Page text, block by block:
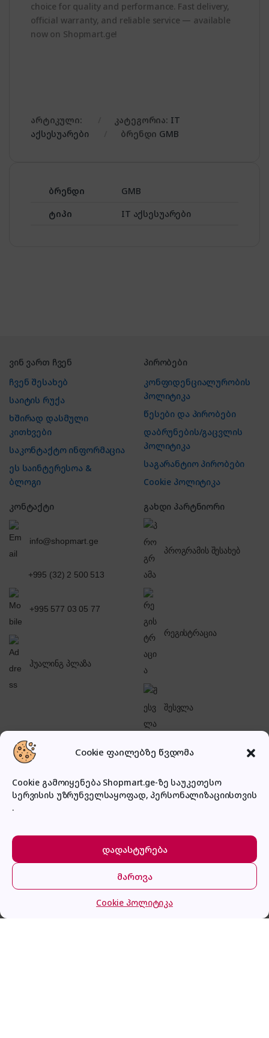
Cookie ფაილებზე წვდომა
Cookie გამოიყენება Shopmart.ge-ზე საუკეთესო
სერვისის უზრუნველსაყოფად, პერსონალიზაციისთვის
.
დადასტურება
მართვა
Cookie პოლიტიკა
choice for quality and performance. Fast delivery,
official warranty, and reliable service — available
now on Shopmart.ge!
არტიკული: კატეგორია: IT
აქსესუარები
ბრენდი GMB
ბრენდი
GMB
ტიპი
IT აქსესუარები
ვინ ვართ ჩვენ
ჩვენ შესახებ
საიტის რუქა
ხშირად დასმული
კითხვები
საკონტაქტო ინფორმაცია
ეს საინტერესოა &
ბლოგი
პირობები
კონფიდენციალურობის
პოლიტიკა
წესები და პირობები
დაბრუნების/გაცვლის
პოლიტიკა
საგარანტიო პირობები
Cookie პოლიტიკა
კონტაქტი
info@shopmart.ge
+995 (32) 2 500 513
+995 577 03 05 77
ჰუალინგ პლაზა
გახდი პარტნიორი
პროგრამის შესახებ
რეგისტრაცია
შესვლა
პირადი კაბინეტი
მთავარი კატეგორიები კალათა შესვლა